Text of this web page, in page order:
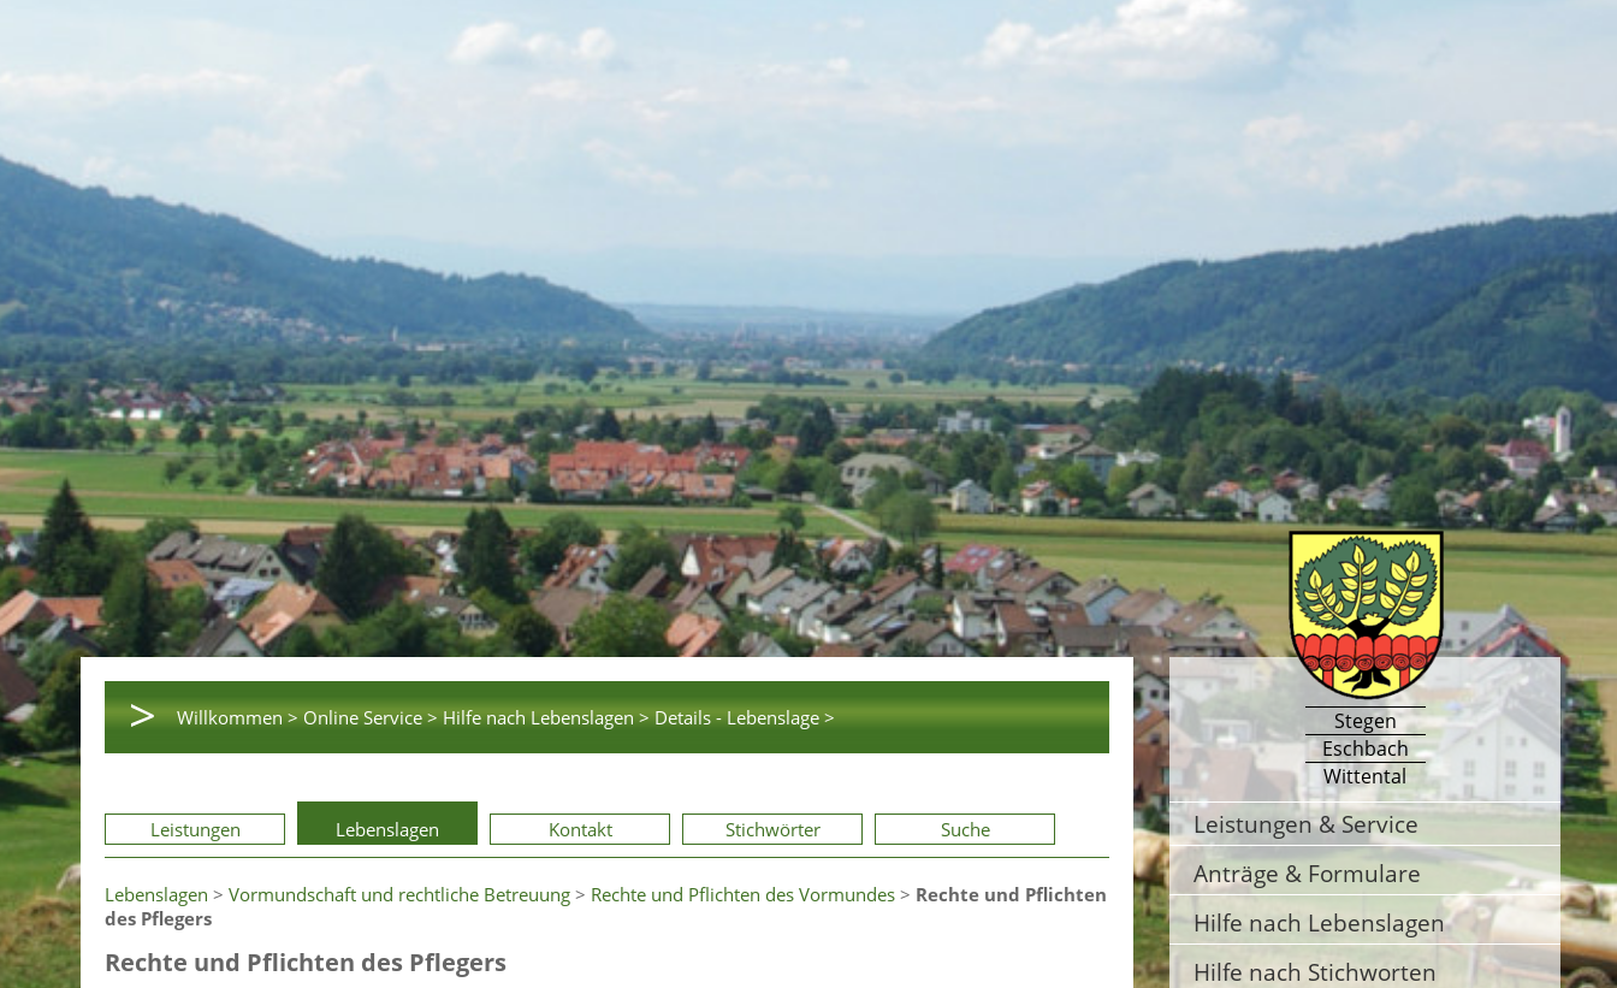
> Willkommen > Online Service > Hilfe nach Lebenslagen > Details - Lebenslage >
Leistungen Lebenslagen Kontakt Stichwörter Suche
Lebenslagen > Vormundschaft und rechtliche Betreuung > Rechte und Pflichten des Vormundes > Rechte und Pflichten
des Pflegers
Rechte und Pflichten des Pflegers
Stegen
Eschbach
Wittental
Leistungen & Service
Anträge & Formulare
Hilfe nach Lebenslagen
Hilfe nach Stichworten